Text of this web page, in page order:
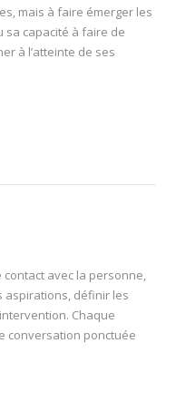
mais à faire émerger les
capacité à faire de
à l’atteinte de ses
contact avec la personne,
aspirations, définir les
Chaque
conversation ponctuée